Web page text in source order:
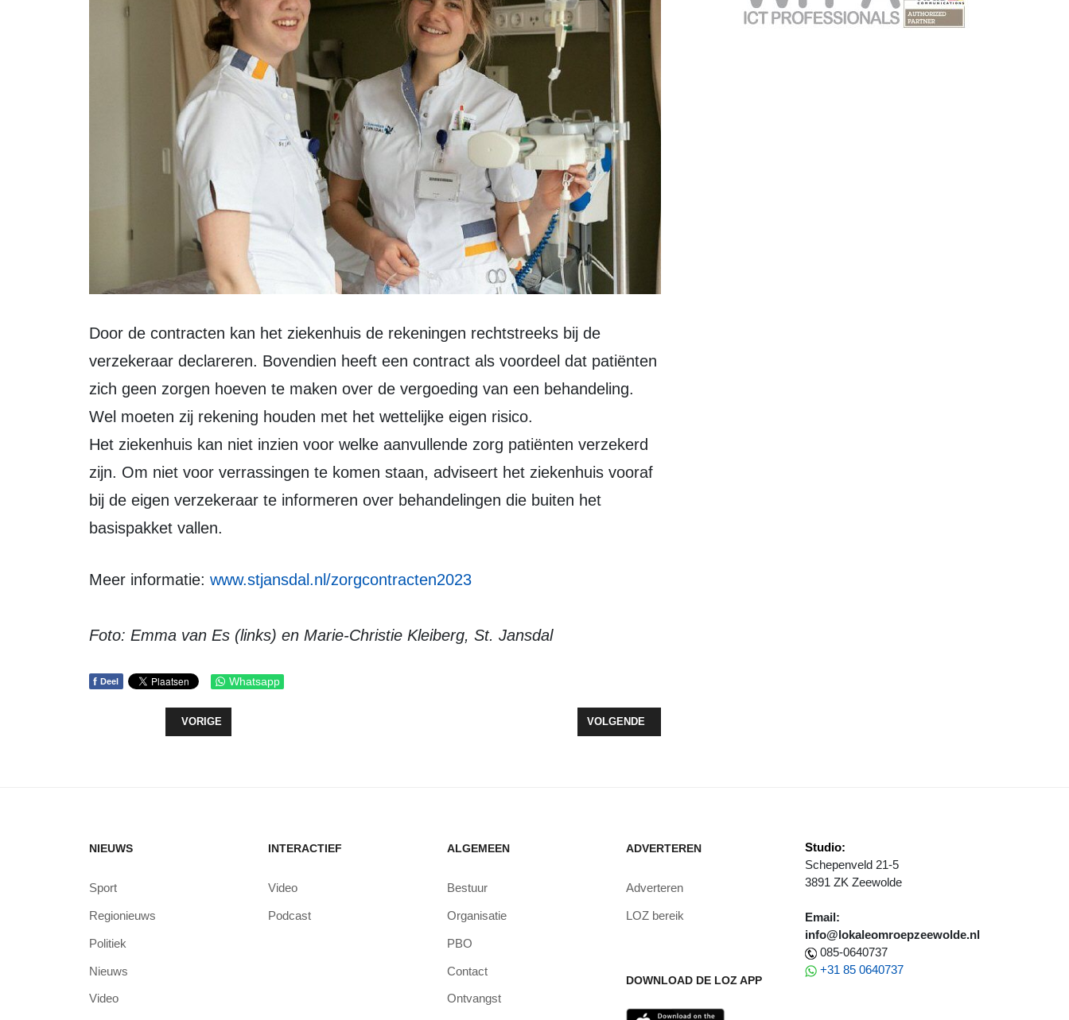
Door de contracten kan het ziekenhuis de rekeningen rechtstreeks bij de
verzekeraar declareren. Bovendien heeft een contract als voordeel dat patiënten
zich geen zorgen hoeven te maken over de vergoeding van een behandeling.
Wel moeten zij rekening houden met het wettelijke eigen risico.
Het ziekenhuis kan niet inzien voor welke aanvullende zorg patiënten verzekerd
zijn. Om niet voor verrassingen te komen staan, adviseert het ziekenhuis vooraf
bij de eigen verzekeraar te informeren over behandelingen die buiten het
basispakket vallen.
Meer informatie: www.stjansdal.nl/zorgcontracten2023
Foto: Emma van Es (links) en Marie-Christie Kleiberg, St. Jansdal
f Deel Whatsapp
VORIG ARTIKEL: OOSTERWOLD ‘MINSTENS ZO GROOT’ ALS ZEEWOLDE ZELF
VORIGE VOLGENDE ARTIKEL: CULTURELE EDUCATIE ALS VERBINDENDE FACTOR TIJDENS
VOLGENDE
NIEUWS
Sport
Regionieuws
Politiek
Nieuws
Video
INTERACTIEF
Video
Podcast
ALGEMEEN
Bestuur
Organisatie
PBO
Contact
Ontvangst
ADVERTEREN
Adverteren
LOZ bereik
DOWNLOAD DE LOZ APP
Studio:
Schepenveld 21-5
3891 ZK Zeewolde
Email:
info@lokaleomroepzeewolde.nl
085-0640737
+31 85 0640737